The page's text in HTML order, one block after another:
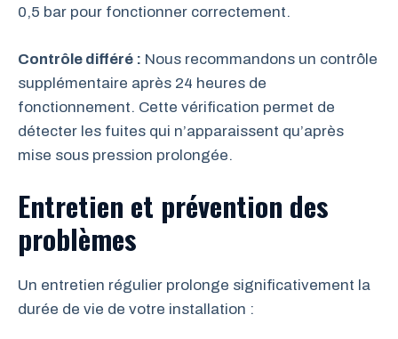
0,5 bar pour fonctionner correctement.
Contrôle différé : Nous recommandons un contrôle
supplémentaire après 24 heures de
fonctionnement. Cette vérification permet de
détecter les fuites qui n’apparaissent qu’après
mise sous pression prolongée.
Entretien et prévention des
problèmes
Un entretien régulier prolonge significativement la
durée de vie de votre installation :